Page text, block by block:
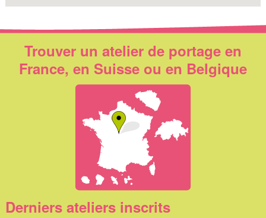
Trouver un atelier de portage en
France, en Suisse ou en Belgique
Derniers ateliers inscrits